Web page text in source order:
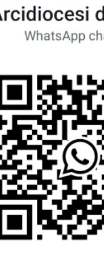
Scuola
in
- Fiano
in
ore 20.30 -
don
alcuni
ore